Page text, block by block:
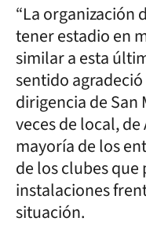
“La organización
tener estadio en
similar a esta
sentido
dirigencia de San
veces de local,
mayoría de los
de los clubes
instalaciones
situación.